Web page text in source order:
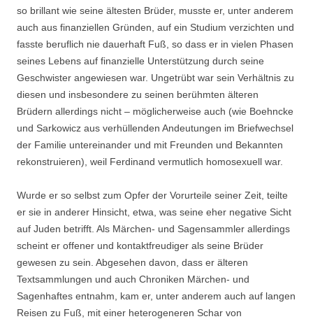
so brillant wie seine ältesten Brüder, musste er, unter anderem
auch aus finanziellen Gründen, auf ein Studium verzichten und
fasste beruflich nie dauerhaft Fuß, so dass er in vielen Phasen
seines Lebens auf finanzielle Unterstützung durch seine
Geschwister angewiesen war. Ungetrübt war sein Verhältnis zu
diesen und insbesondere zu seinen berühmten älteren
Brüdern allerdings nicht – möglicherweise auch (wie Boehncke
und Sarkowicz aus verhüllenden Andeutungen im Briefwechsel
der Familie untereinander und mit Freunden und Bekannten
rekonstruieren), weil Ferdinand vermutlich homosexuell war.
Wurde er so selbst zum Opfer der Vorurteile seiner Zeit, teilte
er sie in anderer Hinsicht, etwa, was seine eher negative Sicht
auf Juden betrifft. Als Märchen- und Sagensammler allerdings
scheint er offener und kontaktfreudiger als seine Brüder
gewesen zu sein. Abgesehen davon, dass er älteren
Textsammlungen und auch Chroniken Märchen- und
Sagenhaftes entnahm, kam er, unter anderem auch auf langen
Reisen zu Fuß, mit einer heterogeneren Schar von